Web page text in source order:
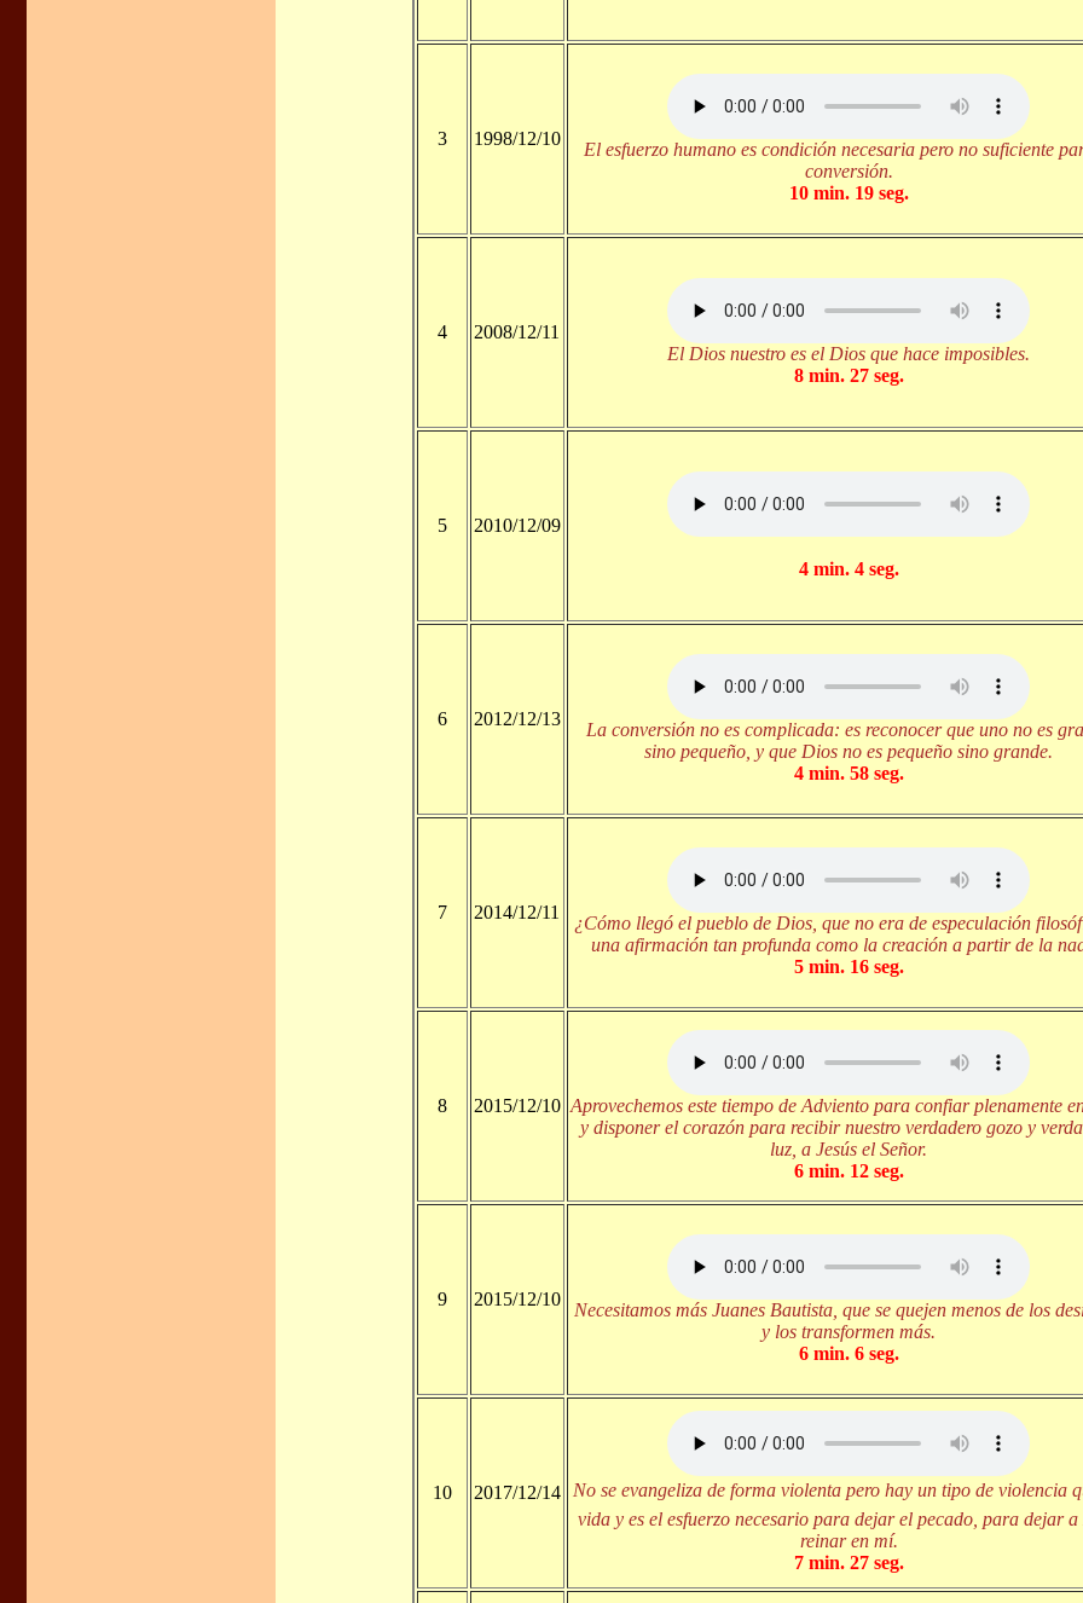
3 1998/12/10
El esfuerzo humano es condición necesaria pero no suficiente
conversión.
10 min. 19 seg.
4
2008/12/11
El Dios nuestro es el Dios que hace imposibles.
8 min. 27 seg.
5 2010/12/09
4 min. 4 seg.
6 2012/12/13
La conversión no es complicada: es reconocer que uno no es
sino pequeño, y que Dios no es pequeño sino grande.
4 min. 58 seg.
7 2014/12/11
¿Cómo llegó el pueblo de Dios, que no era de especulación
una afirmación tan profunda como la creación a partir de la
5 min. 16 seg.
8 2015/12/10 Aprovechemos este tiempo de Adviento para confiar plenamente
y disponer el corazón para recibir nuestro verdadero gozo y
luz, a Jesús el Señor.
6 min. 12 seg.
9 2015/12/10
Necesitamos más Juanes Bautista, que se quejen menos de los
y los transformen más.
6 min. 6 seg.
10 2017/12/14
No se evangeliza de forma violenta pero hay un tipo de violencia
vida y es el esfuerzo necesario para dejar el pecado, para dejar
reinar en mí.
7 min. 27 seg.